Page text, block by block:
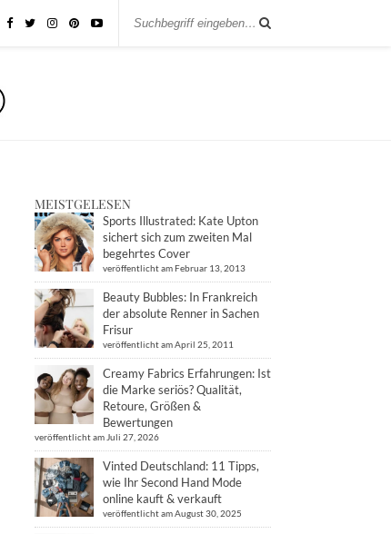
MEISTGELESEN
Sports Illustrated: Kate Upton
sichert sich zum zweiten Mal
begehrtes Cover
veröffentlicht am Februar 13, 2013
Beauty Bubbles: In Frankreich
der absolute Renner in Sachen
Frisur
veröffentlicht am April 25, 2011
Creamy Fabrics Erfahrungen: Ist
die Marke seriös? Qualität,
Retoure, Größen &
Bewertungen
veröffentlicht am Juli 27, 2026
Vinted Deutschland: 11 Tipps,
wie Ihr Second Hand Mode
online kauft & verkauft
veröffentlicht am August 30, 2025